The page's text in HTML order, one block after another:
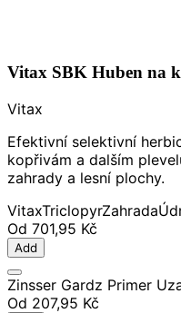
Vitax SBK Huben na
Vitax
Efektivní selektivní
kopřivám a dalším
zahrady a lesní plochy.
VitaxTriclopyrZahrada
Od 701,95 Kč
Add
Zinsser Gardz Primer
Od 207,95 Kč